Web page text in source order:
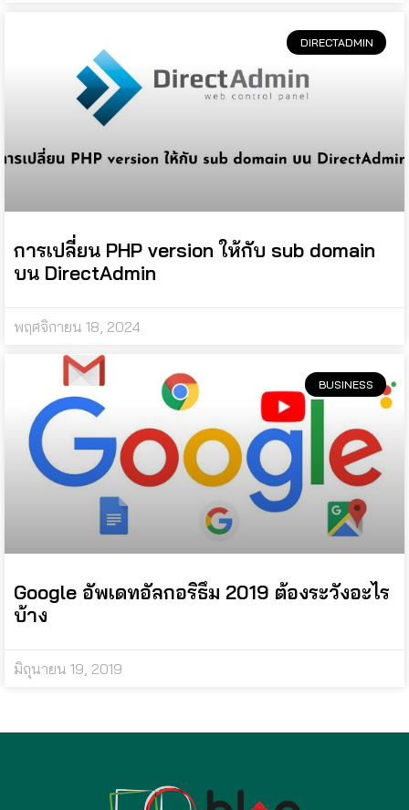
DIRECTADMIN
การเปลี่ยน PHP version ให้กับ sub domain
บน DirectAdmin
พฤศจิกายน 18, 2024
BUSINESS
Google อัพเดทอัลกอริธึม 2019 ต้องระวังอะไร
บ้าง
มิถุนายน 19, 2019